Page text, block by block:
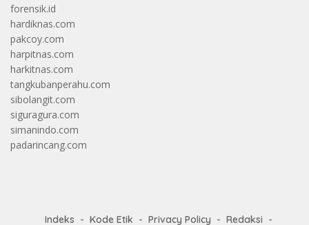
forensik.id
hardiknas.com
pakcoy.com
harpitnas.com
harkitnas.com
tangkubanperahu.com
sibolangit.com
siguragura.com
simanindo.com
padarincang.com
Indeks Kode Etik Privacy Policy Redaksi